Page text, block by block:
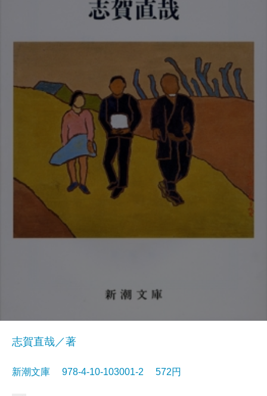
志賀直哉／著
新潮文庫 978-4-10-103001-2 572円